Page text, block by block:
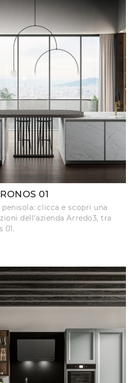
01
clicca e scopri una
dell'azienda Arredo3, tra
01.